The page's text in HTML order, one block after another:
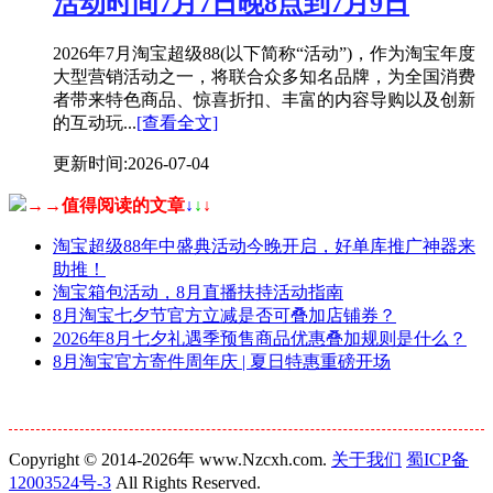
2026年7月淘宝超级88(以下简称“活动”)，作为淘宝年度
大型营销活动之一，将联合众多知名品牌，为全国消费
者带来特色商品、惊喜折扣、丰富的内容导购以及创新
的互动玩...[查看全文]
更新时间:2026-07-04
→→值得阅读的文章↓ ↓ ↓
淘宝超级88年中盛典活动今晚开启，好单库推广神器来
助推！
淘宝箱包活动，8月直播扶持活动指南
8月淘宝七夕节官方立减是否可叠加店铺券？
2026年8月七夕礼遇季预售商品优惠叠加规则是什么？
8月淘宝官方寄件周年庆 | 夏日特惠重磅开场
Copyright © 2014-2026年 www.Nzcxh.com. 关于我们 蜀ICP备
12003524号-3 All Rights Reserved.